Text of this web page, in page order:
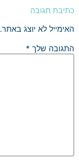
כתיבת תגובה
האימייל לא יוצג באתר.
התגובה שלך *